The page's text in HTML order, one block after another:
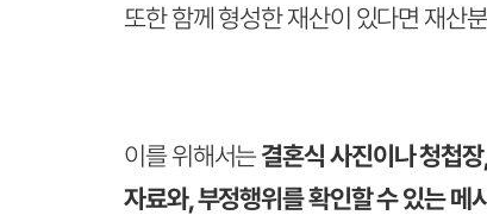
또한 함께 형성한 재산이 있다면 재산
이를 위해서는결혼식 사진이나 청첩
자료와, 부정행위를 확인할 수 있는 메